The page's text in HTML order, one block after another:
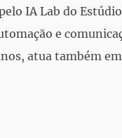
IA Lab do
e
atua também